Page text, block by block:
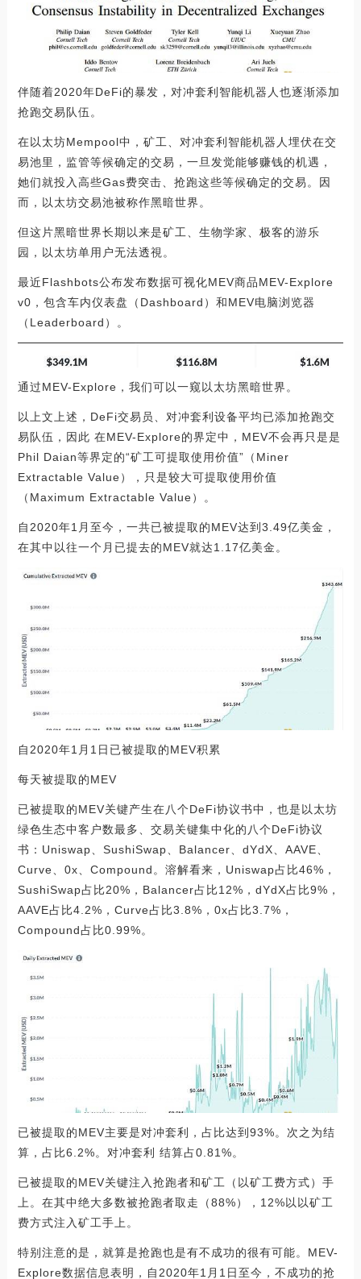
伴随着2020年DeFi的暴发，对冲套利智能机器人也逐渐添加
抢跑交易队伍。
在以太坊Mempool中，矿工、对冲套利智能机器人埋伏在交
易池里，监管等候确定的交易，一旦发觉能够赚钱的机遇，
她们就投入高些Gas费突击、抢跑这些等候确定的交易。因
而，以太坊交易池被称作黑暗世界。
但这片黑暗世界长期以来是矿工、生物学家、极客的游乐
园，以太坊单用户无法透視。
最近Flashbots公布发布数据可视化MEV商品MEV-Explore
v0，包含车内仪表盘（Dashboard）和MEV电脑浏览器
（Leaderboard）。
通过MEV-Explore，我们可以一窥以太坊黑暗世界。
以上文上述，DeFi交易员、对冲套利设备平均已添加抢跑交
易队伍，因此 在MEV-Explore的界定中，MEV不会再只是是
Phil Daian等界定的“矿工可提取使用价值”（Miner
Extractable Value），只是较大可提取使用价值
（Maximum Extractable Value）。
自2020年1月至今，一共已被提取的MEV达到3.49亿美金，
在其中以往一个月已提去的MEV就达1.17亿美金。
自2020年1月1日已被提取的MEV积累
每天被提取的MEV
已被提取的MEV关键产生在八个DeFi协议书中，也是以太坊
绿色生态中客户数最多、交易关键集中化的八个DeFi协议
书：Uniswap、SushiSwap、Balancer、dYdX、AAVE、
Curve、0x、Compound。溶解看来，Uniswap占比46%，
SushiSwap占比20%，Balancer占比12%，dYdX占比9%，
AAVE占比4.2%，Curve占比3.8%，0x占比3.7%，
Compound占比0.99%。
已被提取的MEV主要是对冲套利，占比达到93%。次之为结
算，占比6.2%。对冲套利 结算占0.81%。
已被提取的MEV关键注入抢跑者和矿工（以矿工费方式）手
上。在其中绝大多数被抢跑者取走（88%），12%以以矿工
费方式注入矿工手上。
特别注意的是，就算是抢跑也是有不成功的很有可能。MEV-
Explore数据信息表明，自2020年1月1日至今，不成功的抢